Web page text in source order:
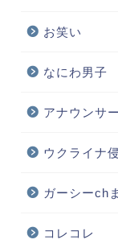
お笑い
なにわ男子
アナウンサー
ウクライナ
ガーシーch
コレコレ